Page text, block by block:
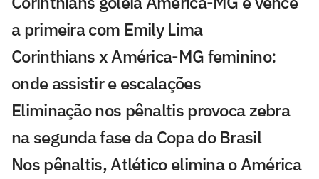
a primeira com Emily Lima
Corinthians x América-MG feminino:
onde assistir e escalações
Eliminação nos pênaltis provoca zebra
na segunda fase da Copa do Brasil
Nos pênaltis, Atlético elimina o América